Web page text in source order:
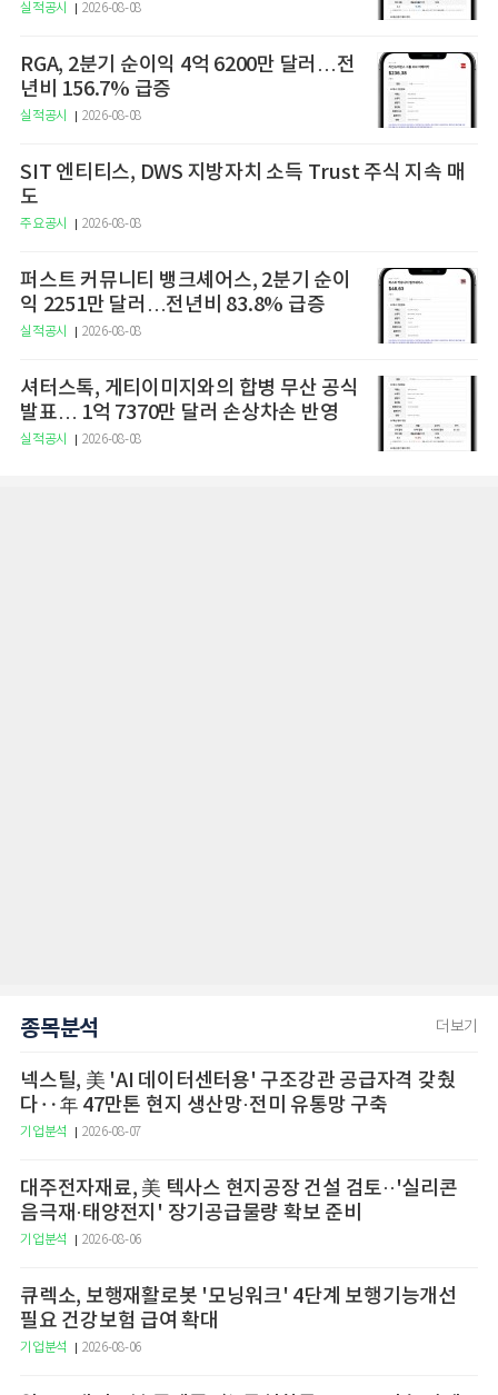
실적공시 2026-08-08
RGA, 2분기 순이익 4억 6200만 달러…전
년비 156.7% 급증
실적공시 2026-08-08
SIT 엔티티스, DWS 지방자치 소득 Trust 주식 지속 매
도
주요공시 2026-08-08
퍼스트 커뮤니티 뱅크셰어스, 2분기 순이
익 2251만 달러…전년비 83.8% 급증
실적공시 2026-08-08
셔터스톡, 게티이미지와의 합병 무산 공식
발표… 1억 7370만 달러 손상차손 반영
실적공시 2026-08-08
종목분석 더보기
넥스틸, 美 'AI 데이터센터용' 구조강관 공급자격 갖췄
다‥年 47만톤 현지 생산망·전미 유통망 구축
기업분석 2026-08-07
대주전자재료, 美 텍사스 현지공장 건설 검토··'실리콘
음극재·태양전지' 장기공급물량 확보 준비
기업분석 2026-08-06
큐렉소, 보행재활로봇 '모닝워크' 4단계 보행기능개선
필요 건강보험 급여 확대
기업분석 2026-08-06